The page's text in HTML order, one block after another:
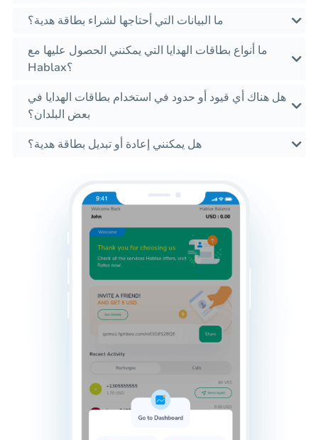
ما البيانات التي أحتاجها لشراء بطاقة هدية؟
ما أنواع بطاقات الهدايا التي يمكنني الحصول عليها مع
Hablax؟
هل هناك أي قيود أو حدود في استخدام بطاقات الهدايا في
بعض البلدان؟
هل يمكنني إعادة أو تبديل بطاقة هدية؟